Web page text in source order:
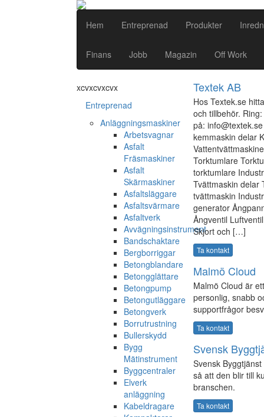
Hem Entreprenad Produkter
Finans Jobb Magazin Off Work
xcvxcvxcvx
Entreprenad
Anläggningsmaskiner
Arbetsvagnar
Asfalt
Fräsmaskiner
Asfalt
Skärmaskiner
Asfaltsläggare
Asfaltsvärmare
Asfaltverk
Avvägningsinstrument
Bandschaktare
Bergborriggar
Betongblandare
Betongglättare
Betongpump
Betongutläggare
Betongverk
Borrutrustning
Bullerskydd
Bygg
Mätinstrument
Byggcentraler
Elverk
anläggning
Kabeldragare
Textek AB
Hos Textek.se
och tillbehör.
på:
kemmaskin delar
Torktumlare
torktumlare
Tvättmaskin delar
tvättmaskin
generator
Ångventil
Skjort och […]
Ta kontakt
Malmö Cloud
Malmö Cloud är
personlig, snabb
supportfrågor
Ta kontakt
Svensk
Svensk
så att den blir till
branschen.
Ta kontakt